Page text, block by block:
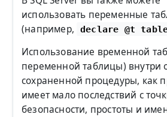
использовать переменные
(например,
declare @t
Использование временной
переменной таблицы) внутри
сохраненной процедуры, как
имеет мало последствий с
безопасности, простоты и